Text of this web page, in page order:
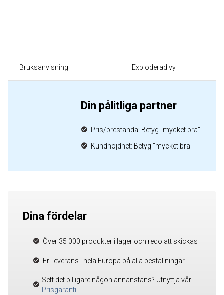
Bruksanvisning Exploderad vy
Din pålitliga partner
Pris/prestanda: Betyg "mycket bra"
Kundnöjdhet: Betyg "mycket bra"
Dina fördelar
Över 35 000 produkter i lager och redo att skickas
Fri leverans i hela Europa på alla beställningar
Sett det billigare någon annanstans? Utnyttja vår
Prisgaranti!